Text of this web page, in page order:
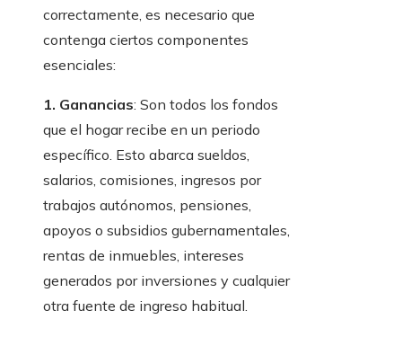
correctamente, es necesario que
contenga ciertos componentes
esenciales:
1. Ganancias: Son todos los fondos
que el hogar recibe en un periodo
específico. Esto abarca sueldos,
salarios, comisiones, ingresos por
trabajos autónomos, pensiones,
apoyos o subsidios gubernamentales,
rentas de inmuebles, intereses
generados por inversiones y cualquier
otra fuente de ingreso habitual.